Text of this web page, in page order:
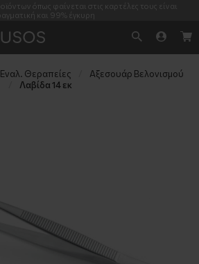
όπως φαίνεται στις καρτέλες τους είναι
και 99% έγκυρη
Θεραπείες
Αξεσουάρ Βελονισμού
Λαβίδα 14 εκ